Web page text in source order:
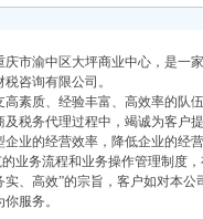
市渝中区大坪商业中心，是一
咨询有限公司。
素质、经验丰富、高效率的队
及税务代理过程中，竭诚为客户
企业的经营效率，降低企业的经
业务流程和业务操作管理制度
实、高效”的宗旨，客户如对本
你服务。